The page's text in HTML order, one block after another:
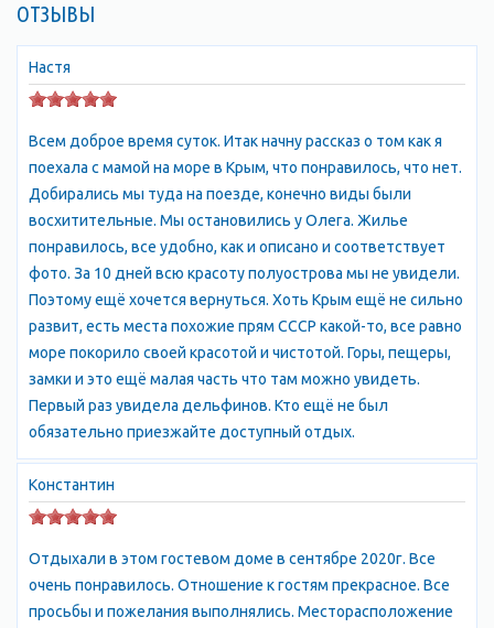
предлагают своим гостям комфортабельные номера и
достопримечательностей Алушты является ее набережная,
которая протянулась на несколько километров вдоль моря и
можно найти множество кафе, ресторанов, баров и магазинов,
а также различные развлечения, такие как аттракционы,
водные горки и т.д. Кроме того, в Алуште есть множество
интересных мест, которые стоит посетить. Например, это
замок "Ласточкино гнездо", который находится на скале над
морем и является символом города; музей "Крым в
миниатюре", где можно увидеть уменьшенные копии всех
достопримечательностей Крыма; парк "Айвазовское", где
находится знаменитый памятник Айвазовскому и многое
другое. Алушта также славится своими пляжами, которые
являются одними из лучших на крымском побережье. Здесь
можно насладиться теплым морем, солнцем и чистым
воздухом. Пляжи Алушты отличаются своим разнообразием:
от галечных до песчаных, от диких до оборудованных всем
необходимым для комфортного отдыха. В целом, Алушта
Здесь есть все необходимое для того, чтобы провести время
с удовольствием и насладиться красотами Крыма.
ОТЗЫВЫ
Настя
Всем доброе время суток. Итак начну рассказ о том как я
поехала с мамой на море в Крым, что понравилось, что нет.
Добирались мы туда на поезде, конечно виды были
восхитительные. Мы остановились у Олега. Жилье
понравилось, все удобно, как и описано и соответствует
фото. За 10 дней всю красоту полуострова мы не увидели.
Поэтому ещё хочется вернуться. Хоть Крым ещё не сильно
развит, есть места похожие прям СССР какой-то, все равно
море покорило своей красотой и чистотой. Горы, пещеры,
замки и это ещё малая часть что там можно увидеть.
Первый раз увидела дельфинов. Кто ещё не был
обязательно приезжайте доступный отдых.
Константин
Отдыхали в этом гостевом доме в сентябре 2020г. Все
очень понравилось. Отношение к гостям прекрасное. Все
просьбы и пожелания выполнялись. Месторасположение